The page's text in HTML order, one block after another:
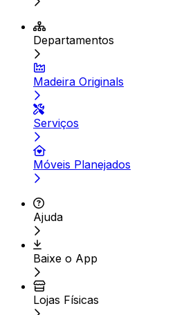
Departamentos
Madeira Originals
Serviços
Móveis Planejados
Ajuda
Baixe o App
Lojas Físicas